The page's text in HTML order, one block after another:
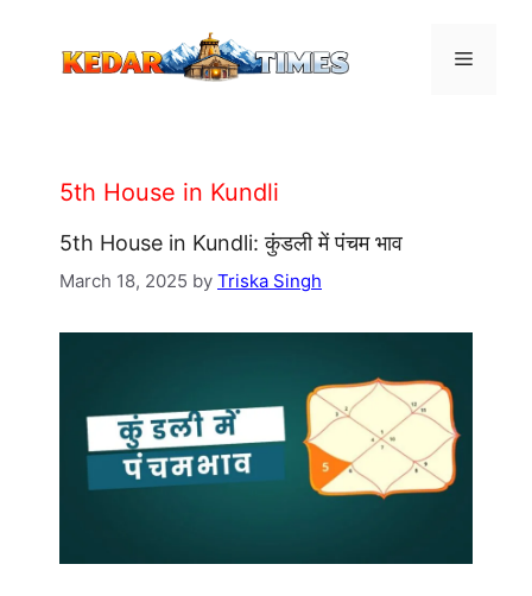
Menu
5th House in Kundli
5th House in Kundli: कुंडली में पंचम भाव
March 18, 2025 by Triska Singh